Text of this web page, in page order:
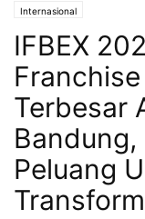
Internasional
IFBEX
Terbesar
Peluang